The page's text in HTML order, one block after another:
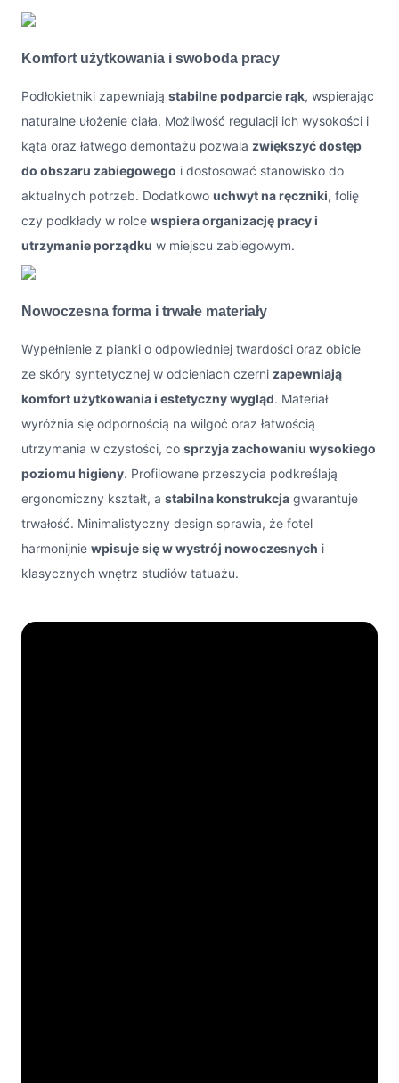
Komfort użytkowania i swoboda pracy
Podłokietniki zapewniają stabilne podparcie rąk, wspierając
naturalne ułożenie ciała. Możliwość regulacji ich wysokości i
kąta oraz łatwego demontażu pozwala zwiększyć dostęp
do obszaru zabiegowego i dostosować stanowisko do
aktualnych potrzeb. Dodatkowo uchwyt na ręczniki, folię
czy podkłady w rolce wspiera organizację pracy i
utrzymanie porządku w miejscu zabiegowym.
Nowoczesna forma i trwałe materiały
Wypełnienie z pianki o odpowiedniej twardości oraz obicie
ze skóry syntetycznej w odcieniach czerni zapewniają
komfort użytkowania i estetyczny wygląd. Materiał
wyróżnia się odpornością na wilgoć oraz łatwością
utrzymania w czystości, co sprzyja zachowaniu wysokiego
poziomu higieny. Profilowane przeszycia podkreślają
ergonomiczny kształt, a stabilna konstrukcja gwarantuje
trwałość. Minimalistyczny design sprawia, że fotel
harmonijnie wpisuje się w wystrój nowoczesnych i
klasycznych wnętrz studiów tatuażu.